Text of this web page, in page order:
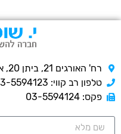
רח' האורגים 21, ביתן 20, אזה"ת חולון
טלפון רב קווי: 03-5594123
פקס: 03-5594124